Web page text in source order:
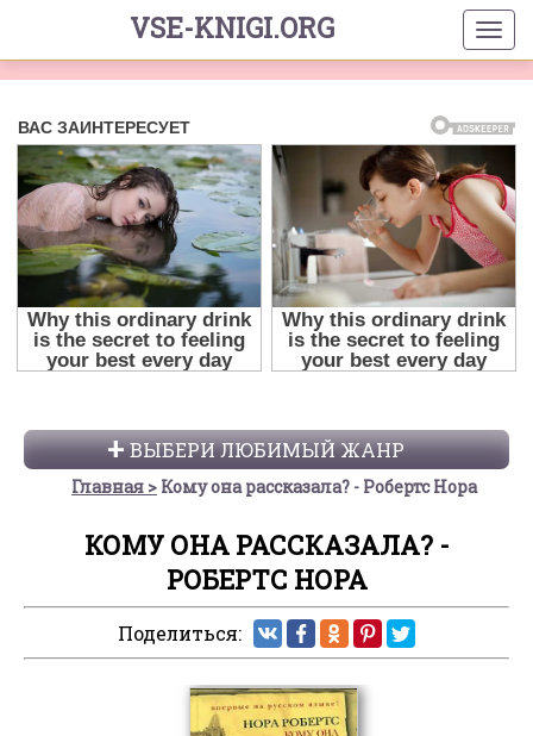
VSE-KNIGI.ORG
ВЫБЕРИ ЛЮБИМЫЙ ЖАНР
Главная Кому она рассказала? - Робертс Нора
КОМУ ОНА РАССКАЗАЛА? -
РОБЕРТС НОРА
Поделиться: